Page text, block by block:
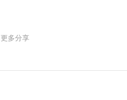
更多分享